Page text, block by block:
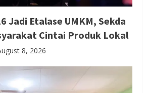
Jadi Etalase UMKM, Sekda
Cintai Produk Lokal
8, 2026